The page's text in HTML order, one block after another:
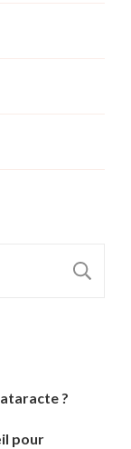
?
pour